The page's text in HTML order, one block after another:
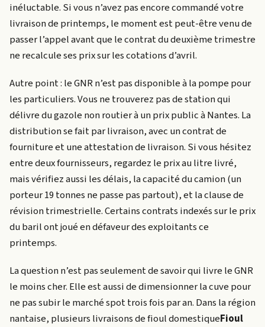
inéluctable. Si vous n’avez pas encore commandé votre
livraison de printemps, le moment est peut-être venu de
passer l’appel avant que le contrat du deuxième trimestre
ne recalcule ses prix sur les cotations d’avril.
Autre point : le GNR n’est pas disponible à la pompe pour
les particuliers. Vous ne trouverez pas de station qui
délivre du gazole non routier à un prix public à Nantes. La
distribution se fait par livraison, avec un contrat de
fourniture et une attestation de livraison. Si vous hésitez
entre deux fournisseurs, regardez le prix au litre livré,
mais vérifiez aussi les délais, la capacité du camion (un
porteur 19 tonnes ne passe pas partout), et la clause de
révision trimestrielle. Certains contrats indexés sur le prix
du baril ont joué en défaveur des exploitants ce
printemps.
La question n’est pas seulement de savoir qui livre le GNR
le moins cher. Elle est aussi de dimensionner la cuve pour
ne pas subir le marché spot trois fois par an. Dans la région
nantaise, plusieurs livraisons defioul domestiqueFioul